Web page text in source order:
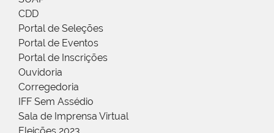
CDD
Portal de Seleções
Portal de Eventos
Portal de Inscrições
Ouvidoria
Corregedoria
IFF Sem Assédio
Sala de Imprensa Virtual